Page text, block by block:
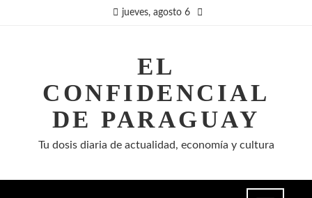
jueves, agosto 6
EL
CONFIDENCIAL
DE PARAGUAY
Tu dosis diaria de actualidad, economía y cultura